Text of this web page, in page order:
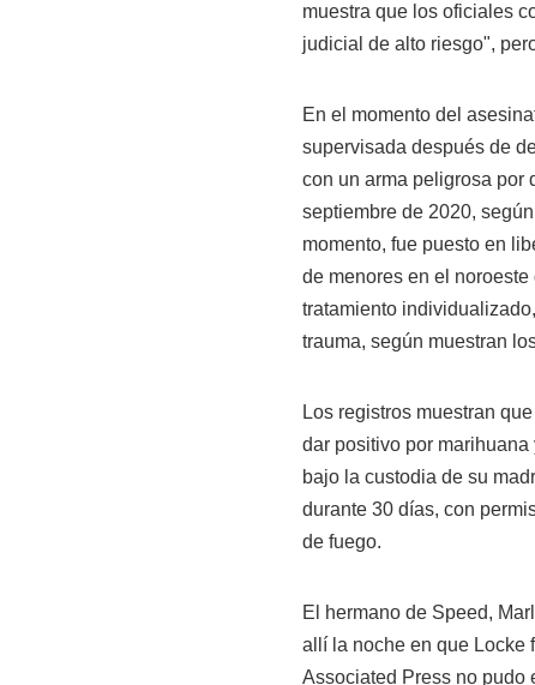
muestra que los oficiales
judicial de alto riesgo",
En el momento del
supervisada después de
con un arma peligrosa por
septiembre de 2020,
momento, fue puesto en
de menores en el
tratamiento
trauma, según muestran
Los registros muestran
dar positivo por
bajo la custodia de su
durante 30 días, con
de fuego.
El hermano de Speed,
allí la noche en que Locke
Associated Press no pudo